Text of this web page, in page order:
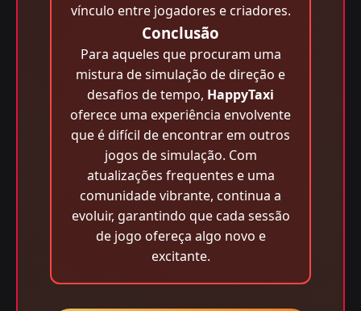
vínculo entre jogadores e criadores.
Conclusão
Para aqueles que procuram uma
mistura de simulação de direção e
desafios de tempo, HappyTaxi
oferece uma experiência envolvente
que é difícil de encontrar em outros
jogos de simulação. Com
atualizações frequentes e uma
comunidade vibrante, continua a
evoluir, garantindo que cada sessão
de jogo ofereça algo novo e
excitante.